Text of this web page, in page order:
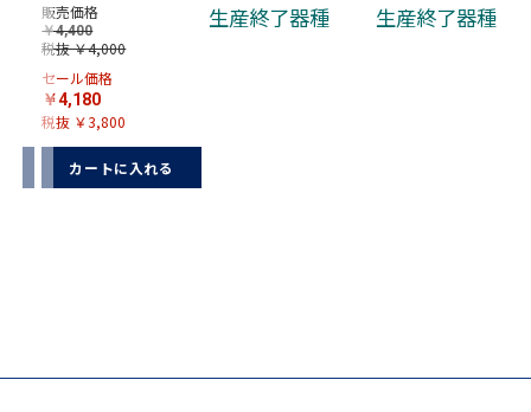
販売価格
￥4,400
税抜 ￥4,000
セール価格
￥4,180
税抜 ￥3,800
カートに入れる
生産終了器種 生産終了器種